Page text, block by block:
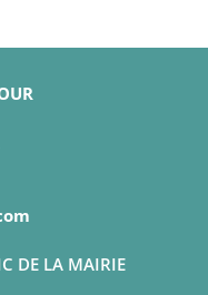
DE LA MAIRIE